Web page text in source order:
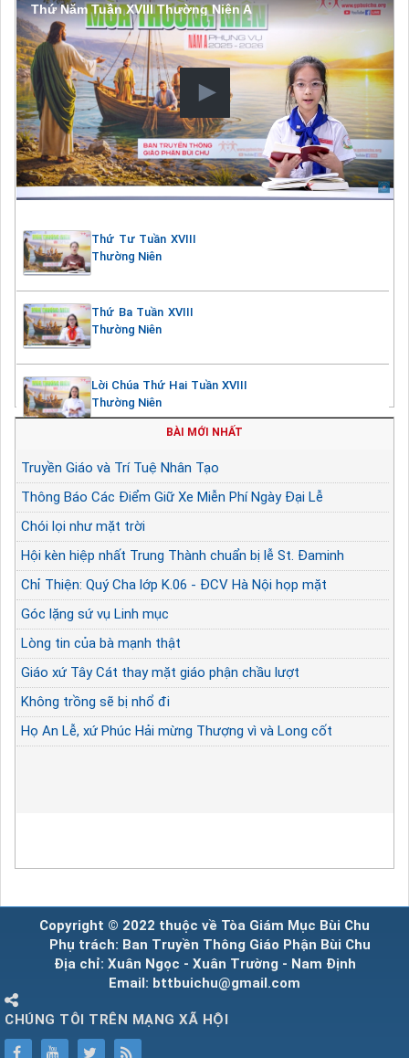
Thứ Năm Tuần XVIII Thường Niên A
Thứ Tư Tuần XVIII
Thường Niên
Thứ Ba Tuần XVIII
Thường Niên
Lời Chúa Thứ Hai Tuần XVIII
Thường Niên
BÀI MỚI NHẤT
Truyền Giáo và Trí Tuệ Nhân Tạo
Thông Báo Các Điểm Giữ Xe Miễn Phí Ngày Đại Lễ
Chói lọi như mặt trời
Hội kèn hiệp nhất Trung Thành chuẩn bị lễ St. Đaminh
Chỉ Thiện: Quý Cha lớp K.06 - ĐCV Hà Nội họp mặt
Góc lặng sứ vụ Linh mục
Lòng tin của bà mạnh thật
Giáo xứ Tây Cát thay mặt giáo phận chầu lượt
Không trồng sẽ bị nhổ đi
Họ An Lễ, xứ Phúc Hải mừng Thượng vì và Long cốt
Copyright © 2022 thuộc về Tòa Giám Mục Bùi Chu
Phụ trách: Ban Truyền Thông Giáo Phận Bùi Chu
Địa chỉ: Xuân Ngọc - Xuân Trường - Nam Định
Email: bttbuichu@gmail.com
CHÚNG TÔI TRÊN MẠNG XÃ HỘI